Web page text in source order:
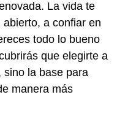
La vida te
a confiar en
todo lo bueno
que elegirte a
sino la base para
manera más